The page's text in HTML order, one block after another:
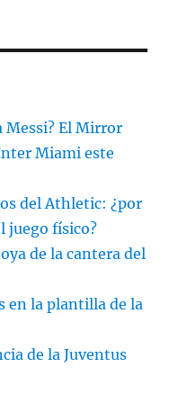
Messi? El Mirror
Miami este
del Athletic: ¿por
juego físico?
de la cantera del
en la plantilla de la
de la Juventus